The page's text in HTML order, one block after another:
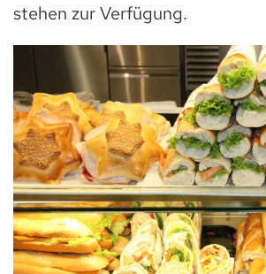
stehen zur Verfügung.